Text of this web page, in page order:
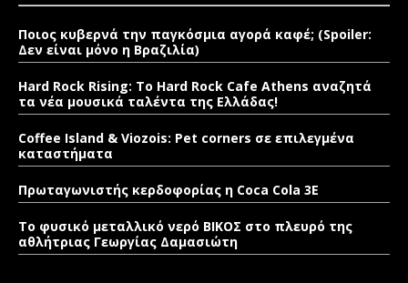
Ποιος κυβερνά την παγκόσμια αγορά καφέ; (Spoiler:
Δεν είναι μόνο η Βραζιλία)
Hard Rock Rising: Το Hard Rock Cafe Athens αναζητά
τα νέα μουσικά ταλέντα της Ελλάδας!
Coffee Island & Viozois: Pet corners σε επιλεγμένα
καταστήματα
Πρωταγωνιστής κερδοφορίας η Coca Cola 3E
Το φυσικό μεταλλικό νερό ΒΙΚΟΣ στο πλευρό της
αθλήτριας Γεωργίας Δαμασιώτη